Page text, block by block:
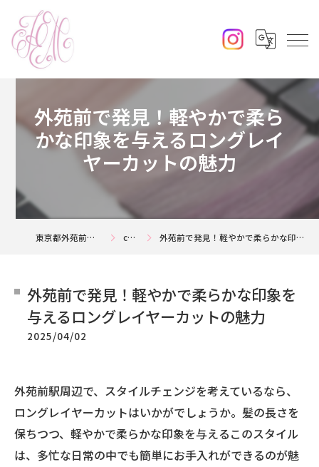
外苑前で発見！軽やかで柔ら
かな印象を与えるロングレイ
ヤーカットの魅力
東京都外苑前の美容室ならjouerm column 外苑前で発見！軽やかで柔らかな印象を与えるロングレイヤーカットの魅力
外苑前で発見！軽やかで柔らかな印象を
与えるロングレイヤーカットの魅力
2025/04/02
外苑前駅周辺で、スタイルチェンジを考えているなら、
ロングレイヤーカットはいかがでしょうか。髪の長さを
保ちつつ、軽やかで柔らかな印象を与えるこのスタイル
は、多忙な日常の中でも簡単にお手入れができるのが魅